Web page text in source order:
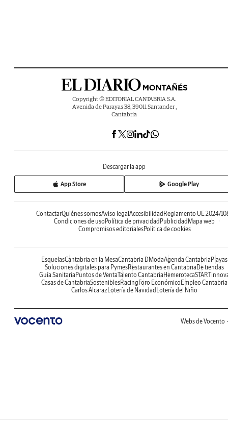
Copyright © EDITORIAL CANTABRIA S.A.
Avenida de Parayas 38, 39011 Santander ,
Cantabria
Descargar la app
App Store Google Play
ContactarQuiénes somosAviso legalAccesibilidadReglamento UE 2024/
Condiciones de usoPolítica de privacidadPublicidadMapa web
Compromisos editorialesPolítica de cookies
EsquelasCantabria en la MesaCantabria DModaAgenda CantabriaPlayas
Soluciones digitales para PymesRestaurantes en CantabriaDe tiendas
Guía SanitariaPuntos de VentaTalento CantabriaHemeroteca
Casas de CantabriaSosteniblesRacingForo EconómicoEmpleo Cantabria
Carlos AlcarazLotería de NavidadLotería del Niño
Webs de Vocento